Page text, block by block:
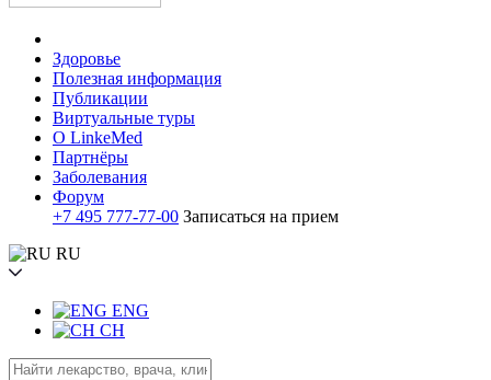
Здоровье
Полезная информация
Публикации
Виртуальные туры
О LinkeMed
Партнёры
Заболевания
Форум
+7 495 777-77-00 Записаться на прием
RU
ENG
CH